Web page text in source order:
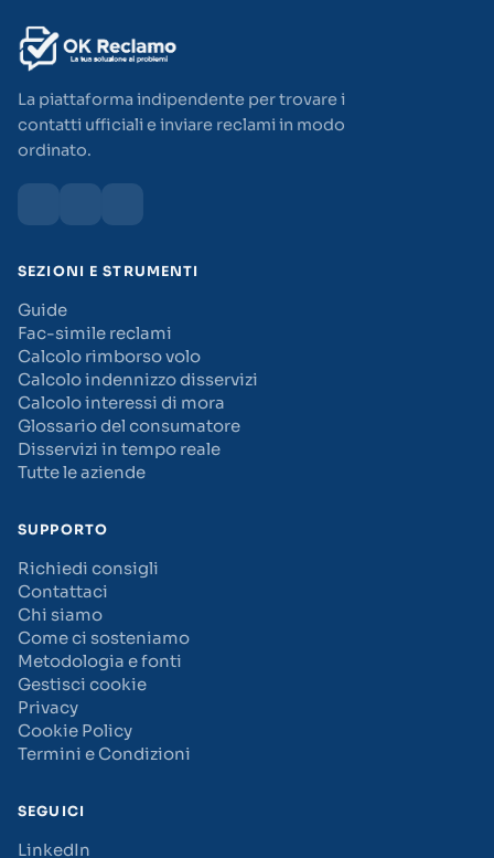
La piattaforma indipendente per trovare i
contatti ufficiali e inviare reclami in modo
ordinato.
SEZIONI E STRUMENTI
Guide
Fac-simile reclami
Calcolo rimborso volo
Calcolo indennizzo disservizi
Calcolo interessi di mora
Glossario del consumatore
Disservizi in tempo reale
Tutte le aziende
SUPPORTO
Richiedi consigli
Contattaci
Chi siamo
Come ci sosteniamo
Metodologia e fonti
Gestisci cookie
Privacy
Cookie Policy
Termini e Condizioni
SEGUICI
LinkedIn